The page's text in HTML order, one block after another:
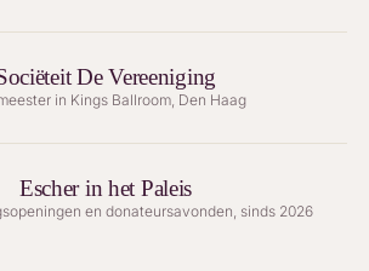
De Vereeniging
in Kings Ballroom, Den Haag
Escher in het Paleis
en donateursavonden, sinds 2026